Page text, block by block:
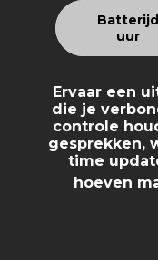
Batterijd
uur
Ervaar een
die je
controle
gesprekken,
time
hoeven